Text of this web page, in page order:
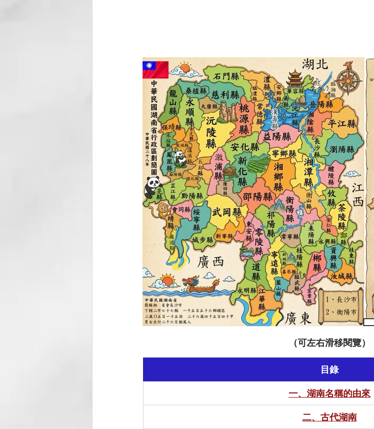
（可左右滑移閱覽）
目錄
一、湖南名稱的由來
二、古代湖南